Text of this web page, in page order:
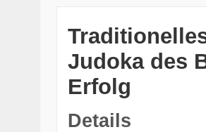
Judoka des
Erfolg
Details